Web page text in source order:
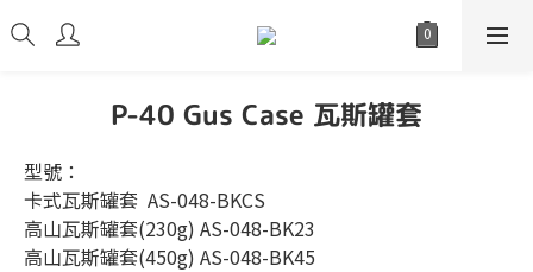
P-40 Gus Case 瓦斯罐套
型號：
卡式瓦斯罐套  AS-048-BKCS
高山瓦斯罐套(230g) AS-048-BK23
高山瓦斯罐套(450g) AS-048-BK45